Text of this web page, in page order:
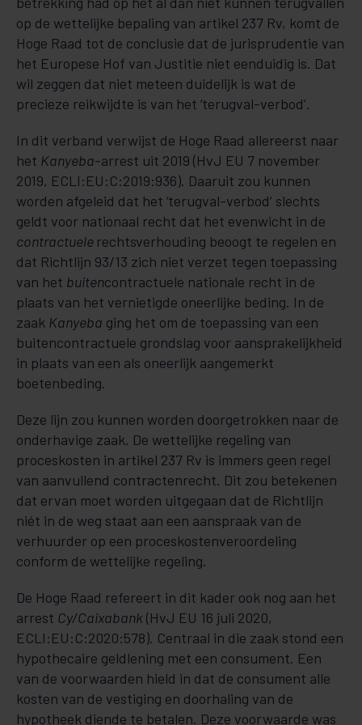
op de wettelijke bepaling van artikel 237 Rv, komt de
Hoge Raad tot de conclusie dat de jurisprudentie van
het Europese Hof van Justitie niet eenduidig is. Dat
wil zeggen dat niet meteen duidelijk is wat de
precieze reikwijdte is van het ‘terugval-verbod’.
In dit verband verwijst de Hoge Raad allereerst naar
het Kanyeba-arrest uit 2019 (HvJ EU 7 november
2019, ECLI:EU:C:2019:936). Daaruit zou kunnen
worden afgeleid dat het ‘terugval-verbod’ slechts
geldt voor nationaal recht dat het evenwicht in de
contractuele rechtsverhouding beoogt te regelen en
dat Richtlijn 93/13 zich niet verzet tegen toepassing
van het buitencontractuele nationale recht in de
plaats van het vernietigde oneerlijke beding. In de
zaak Kanyeba ging het om de toepassing van een
buitencontractuele grondslag voor aansprakelijkheid
in plaats van een als oneerlijk aangemerkt
boetenbeding.
Deze lijn zou kunnen worden doorgetrokken naar de
onderhavige zaak. De wettelijke regeling van
proceskosten in artikel 237 Rv is immers geen regel
van aanvullend contractenrecht. Dit zou betekenen
dat ervan moet worden uitgegaan dat de Richtlijn
niét in de weg staat aan een aanspraak van de
verhuurder op een proceskostenveroordeling
conform de wettelijke regeling.
De Hoge Raad refereert in dit kader ook nog aan het
arrest Cy/Caixabank (HvJ EU 16 juli 2020,
ECLI:EU:C:2020:578). Centraal in die zaak stond een
hypothecaire geldlening met een consument. Een
van de voorwaarden hield in dat de consument alle
kosten van de vestiging en doorhaling van de
hypotheek diende te betalen. Deze voorwaarde was